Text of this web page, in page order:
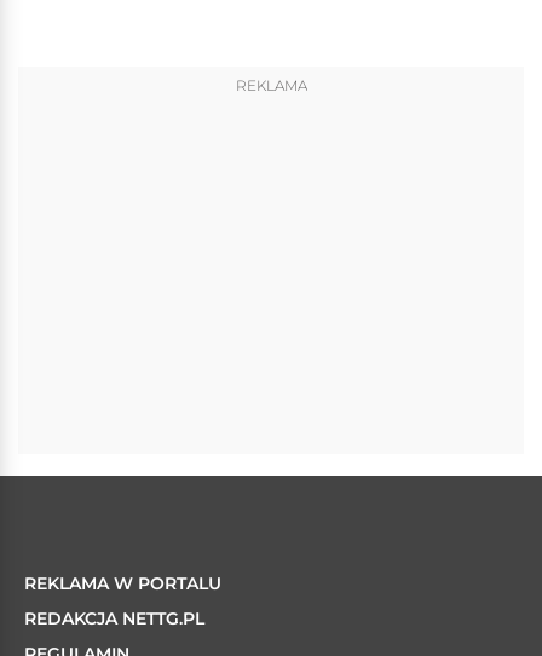
REKLAMA
REKLAMA W PORTALU
REDAKCJA NETTG.PL